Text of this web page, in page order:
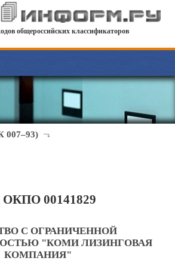
общероссийских классификаторов
ОКПО 00141829
С ОГРАНИЧЕННОЙ
"КОМИ ЛИЗИНГОВАЯ
КОМПАНИЯ"